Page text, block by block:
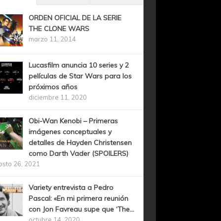
ORDEN OFICIAL DE LA SERIE
THE CLONE WARS
marzo 11, 2014
Lucasfilm anuncia 10 series y 2
películas de Star Wars para los
próximos años
diciembre 11, 2020
Obi-Wan Kenobi – Primeras
imágenes conceptuales y
detalles de Hayden Christensen
como Darth Vader (SPOILERS)
26, 2021
Variety entrevista a Pedro
Pascal: «En mi primera reunión
con Jon Favreau supe que ‘The...